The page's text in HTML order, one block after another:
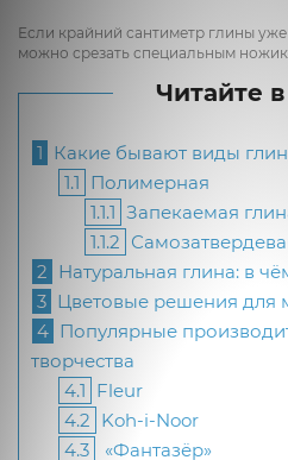
Если крайний сантиметр глины уже
можно срезать специальным
Читайте в
1 Какие бывают виды
1.1 Полимерная
1.1.1 Запекаемая
1.1.2
2 Натуральная глина: в
3 Цветовые решения для
4 Популярные
творчества
4.1 Fleur
4.2 Koh-i-Noor
4.3
«Фантазёр»